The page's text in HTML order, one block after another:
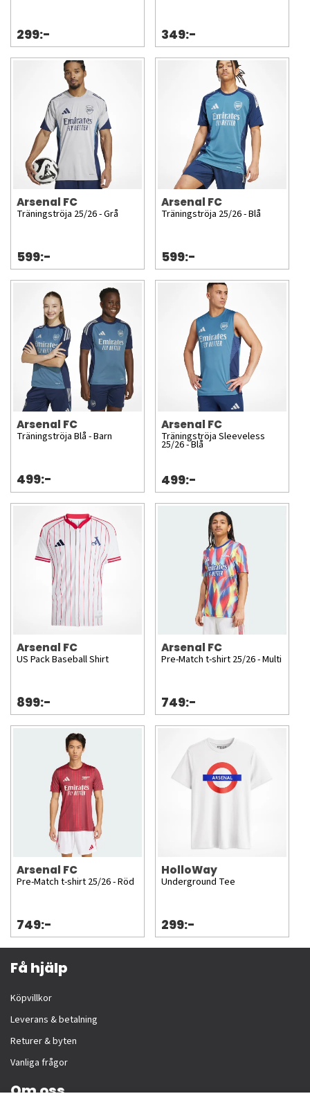
299:- 349:-
Arsenal FC
Träningströja 25/26 - Grå
599:-
Arsenal FC
Träningströja 25/26 - Blå
599:-
Arsenal FC
Träningströja Blå - Barn
499:-
Arsenal FC
Träningströja Sleeveless
25/26 - Blå
499:-
Arsenal FC
US Pack Baseball Shirt
899:-
Arsenal FC
Pre-Match t-shirt 25/26 - Multi
749:-
Arsenal FC
Pre-Match t-shirt 25/26 - Röd
749:-
HolloWay
Underground Tee
299:-
Få hjälp
Köpvillkor
Leverans & betalning
Returer & byten
Vanliga frågor
Om oss